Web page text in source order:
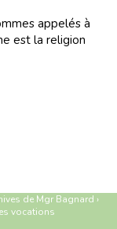
appelés à
est la religion
de Mgr Bagnard ›
vocations